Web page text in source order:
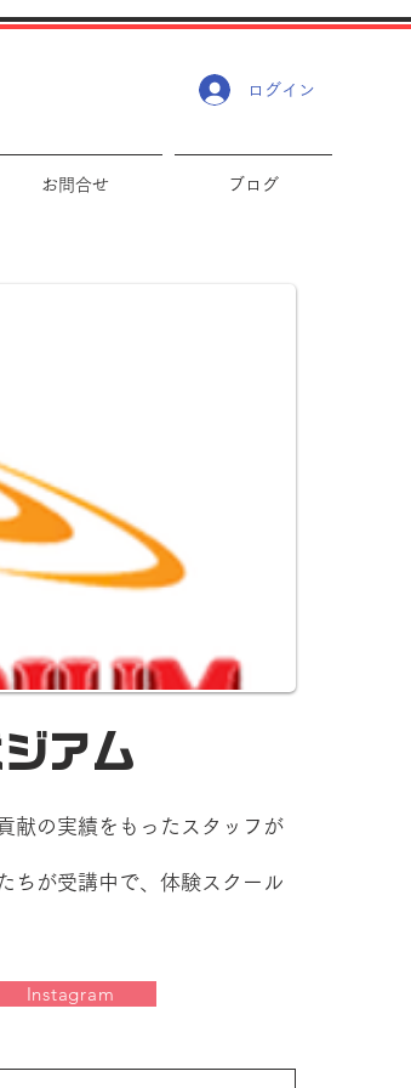
ログイン
お問合せ ブログ
アム
献の実績をもったスタッフが
ちが受講中で、体験スクール
Instagram